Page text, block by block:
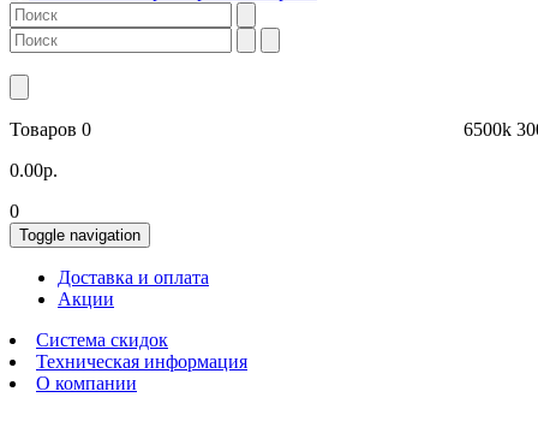
Товаров 0
0.00р.
0
Toggle navigation
Доставка и оплата
Акции
Система скидок
Техническая информация
О компании
6500k